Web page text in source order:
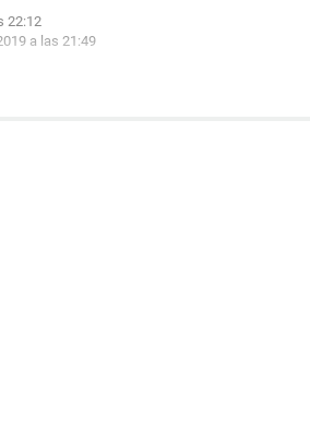
22:12
a las 21:49